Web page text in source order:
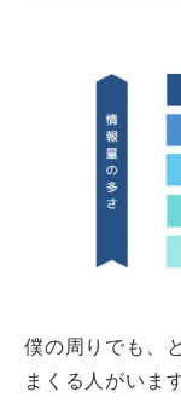
僕の周りでも、
まくる人がいま